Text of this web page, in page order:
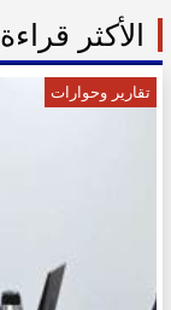
الأكثر قراءة
تقارير وحوارات